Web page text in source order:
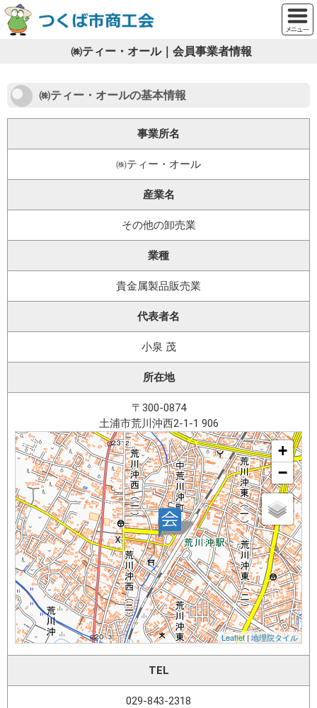
㈱ティー・オール｜会員事業者情報
㈱ティー・オールの基本情報
事業所名
㈱ティー・オール
産業名
その他の卸売業
業種
貴金属製品販売業
代表者名
小泉 茂
所在地
〒300-0874
土浦市荒川沖西2-1-1 906
TEL
029-843-2318